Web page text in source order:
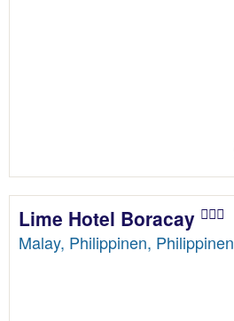
Lime Hotel Boracay
Malay, Philippinen, Philippinen